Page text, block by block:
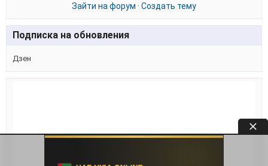
Зайти на форум · Создать тему
Подписка на обновления
Дзен